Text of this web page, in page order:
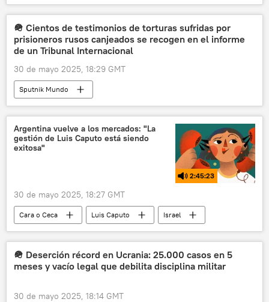
Taurus (misil)
📰 Operación rusa de desmilitarización y desnazificación de Ucrania
🛡️ Zonas de conflicto
🪖 Cientos de testimonios de torturas sufridas por
prisioneros rusos canjeados se recogen en el informe
de un Tribunal Internacional
30 de mayo 2025, 18:29 GMT
Sputnik Mundo
Argentina vuelve a los mercados: "La
gestión de Luis Caputo está siendo
exitosa"
2:45:23
30 de mayo 2025, 18:27 GMT
Cara o Ceca Luis Caputo
Israel
Hamás
Argentina
📈 Mercados y finanzas
🪖 Deserción récord en Ucrania: 25.000 casos en 5
meses y vacío legal que debilita disciplina militar
30 de mayo 2025, 18:14 GMT